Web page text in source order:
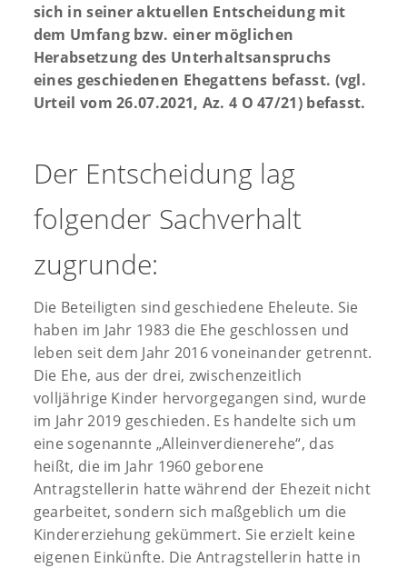
sich in seiner aktuellen Entscheidung mit
dem Umfang bzw. einer möglichen
Herabsetzung des Unterhaltsanspruchs
eines geschiedenen Ehegattens befasst. (vgl.
Urteil vom 26.07.2021, Az. 4 O 47/21) befasst.
Der Entscheidung lag
folgender Sachverhalt
zugrunde:
Die Beteiligten sind geschiedene Eheleute. Sie
haben im Jahr 1983 die Ehe geschlossen und
leben seit dem Jahr 2016 voneinander getrennt.
Die Ehe, aus der drei, zwischenzeitlich
volljährige Kinder hervorgegangen sind, wurde
im Jahr 2019 geschieden. Es handelte sich um
eine sogenannte „Alleinverdienerehe“, das
heißt, die im Jahr 1960 geborene
Antragstellerin hatte während der Ehezeit nicht
gearbeitet, sondern sich maßgeblich um die
Kindererziehung gekümmert. Sie erzielt keine
eigenen Einkünfte. Die Antragstellerin hatte in